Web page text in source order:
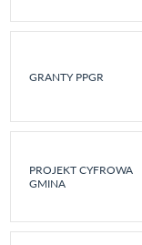
GRANTY PPGR
PROJEKT CYFROWA
GMINA